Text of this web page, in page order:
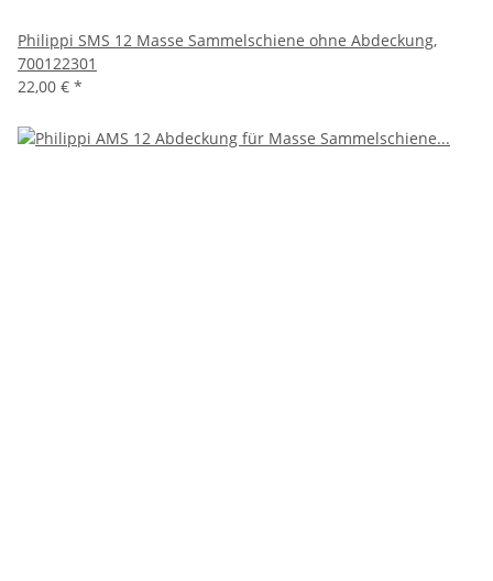
Philippi SMS 12 Masse Sammelschiene ohne Abdeckung,
700122301
22,00 € *